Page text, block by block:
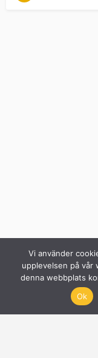
Vi använder
upplevelsen på vår
denna webbplats
Ok